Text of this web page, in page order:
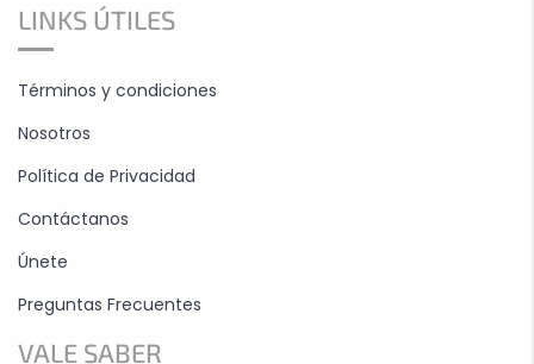
LINKS ÚTILES
Términos y condiciones
Nosotros
Política de Privacidad
Contáctanos
Únete
Preguntas Frecuentes
VALE SABER